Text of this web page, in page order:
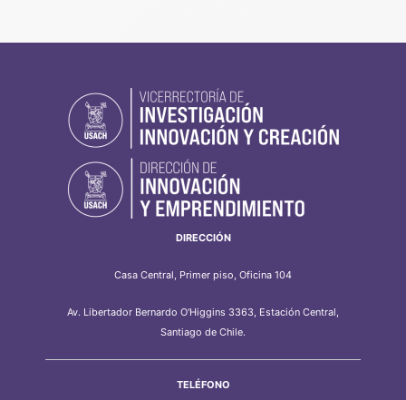
DIRECCIÓN
Casa Central, Primer piso, Oficina 104
Av. Libertador Bernardo O'Higgins 3363, Estación Central,
Santiago de Chile.
TELÉFONO